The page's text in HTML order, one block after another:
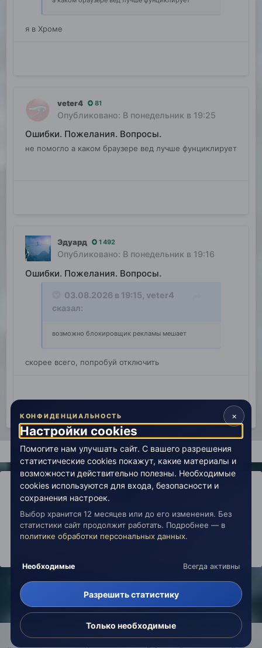
я в Хроме
veter4 81
Опубликовано: В понедельник в 19:25
Ошибки. Пожелания. Вопросы.
не помогло а каком браузере вед лучше фунциклирует
Эдуард 1 492
Опубликовано: В понедельник в 19:16
Ошибки. Пожелания. Вопросы.
03.08.2026 в 19:15, veter4
сказал:
возможно блокировщик рекламы мешает
скорее всего, попробуй отключить
Главная Поиск
IPS ThemebyIPSFocus
Политика конфиденциальности
Обратная связь
Настройки cookies
copyright © 2026 Живая Эзотерика
×
КОНФИДЕНЦИАЛЬНОСТЬ
Настройки cookies
Помогите нам улучшать сайт. С вашего разрешения
статистические cookies покажут, какие материалы и
возможности действительно полезны. Необходимые
cookies используются для входа, безопасности и
сохранения настроек.
Выбор хранится 12 месяцев или до его изменения. Без
статистики сайт продолжит работать. Подробнее — в
политике обработки персональных данных.
Необходимые Всегда активны
Разрешить статистику
Только необходимые